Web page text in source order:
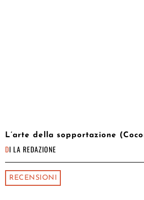
L’arte della sopportazione
DI LA REDAZIONE
RECENSIONI